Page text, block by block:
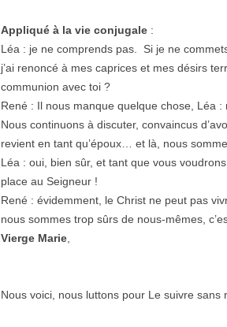
Appliqué à la vie conjugale :
Léa : je ne comprends pas. Si je ne
j’ai renoncé à mes caprices et mes désirs
communion avec toi ?
René : Il nous manque quelque chose, Léa
Nous continuons à discuter, convaincus
revient en tant qu’époux… et là, nous
Léa : oui, bien sûr, et tant que vous
place au Seigneur !
René : évidemment, le Christ ne peut pas
nous sommes trop sûrs de nous-mêmes,
Vierge Marie,
Nous voici, nous luttons pour Le suivre